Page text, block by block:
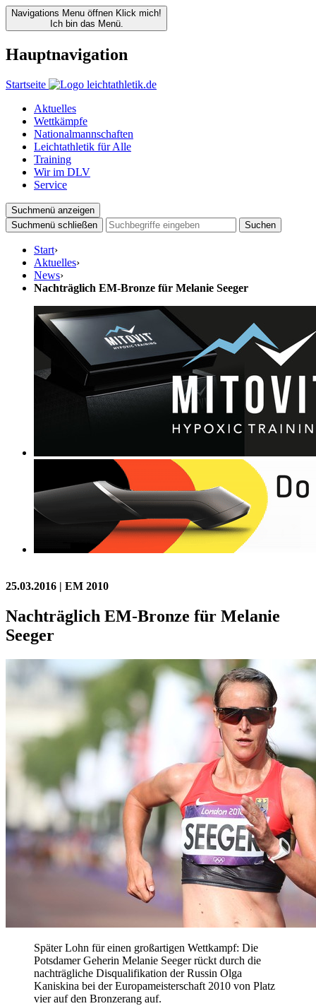
Navigations Menu öffnen Klick mich!
Ich bin das Menü.
Hauptnavigation
Startseite
Aktuelles
Wettkämpfe
Nationalmannschaften
Leichtathletik für Alle
Training
Wir im DLV
Service
Suchmenü anzeigen
Suchmenü schließen
Suchen
Start›
Aktuelles›
News›
Nachträglich EM-Bronze für Melanie Seeger
25.03.2016 | EM 2010
Nachträglich EM-Bronze für Melanie
Seeger
Später Lohn für einen großartigen Wettkampf: Die
Potsdamer Geherin Melanie Seeger rückt durch die
nachträgliche Disqualifikation der Russin Olga
Kaniskina bei der Europameisterschaft 2010 von Platz
vier auf den Bronzerang auf.